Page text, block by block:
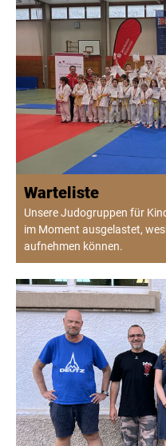
Warteliste
Unsere Judogruppen für
im Moment ausgelastet,
aufnehmen können.